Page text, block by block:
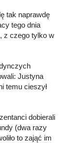
tak naprawdę
tego dnia
z czego tylko w
Justyna
temu cieszył
dobierali
(dwa razy
to zająć im